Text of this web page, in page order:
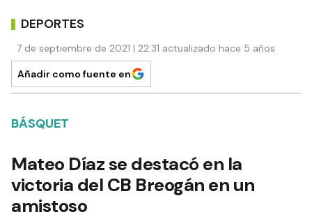
DEPORTES
7 de septiembre de 2021 | 22:31 actualizado hace 5 años
Añadir como fuente en
BÁSQUET
Mateo Díaz se destacó en la
victoria del CB Breogán en un
amistoso